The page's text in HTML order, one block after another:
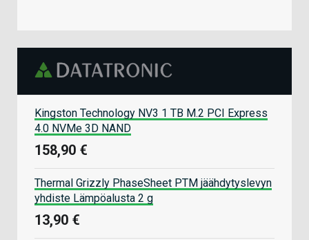
Kingston Technology NV3 1 TB M.2 PCI Express
4.0 NVMe 3D NAND
158,90 €
Thermal Grizzly PhaseSheet PTM jäähdytyslevyn
yhdiste Lämpöalusta 2 g
13,90 €